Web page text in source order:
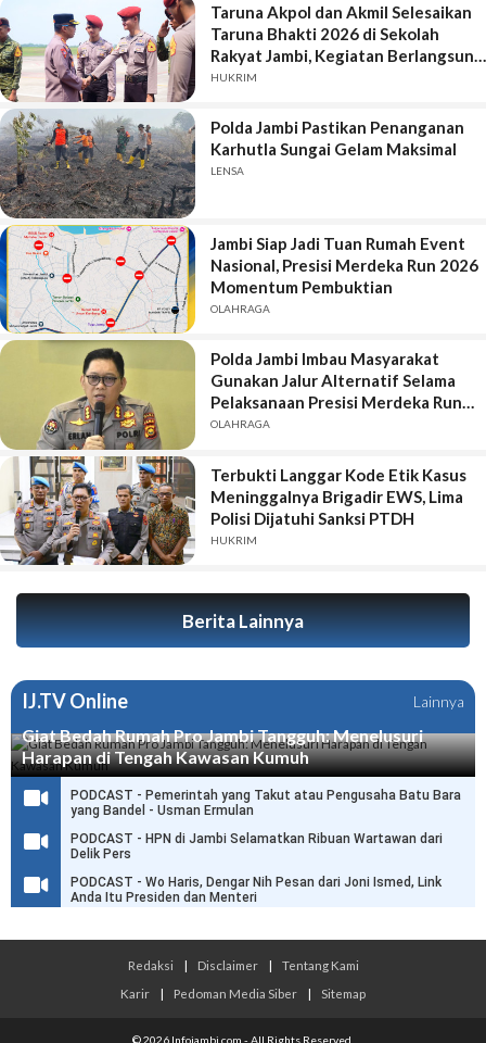
Taruna Akpol dan Akmil Selesaikan
Taruna Bhakti 2026 di Sekolah
Rakyat Jambi, Kegiatan Berlangsung
Aman dan Lancar
HUKRIM
Polda Jambi Pastikan Penanganan
Karhutla Sungai Gelam Maksimal
LENSA
Jambi Siap Jadi Tuan Rumah Event
Nasional, Presisi Merdeka Run 2026
Momentum Pembuktian
OLAHRAGA
Polda Jambi Imbau Masyarakat
Gunakan Jalur Alternatif Selama
Pelaksanaan Presisi Merdeka Run
2026
OLAHRAGA
Terbukti Langgar Kode Etik Kasus
Meninggalnya Brigadir EWS, Lima
Polisi Dijatuhi Sanksi PTDH
HUKRIM
Berita Lainnya
IJ.TV Online Lainnya
Giat Bedah Rumah Pro Jambi Tangguh: Menelusuri
Harapan di Tengah Kawasan Kumuh
PODCAST - Pemerintah yang Takut atau Pengusaha Batu Bara
yang Bandel - Usman Ermulan
PODCAST - HPN di Jambi Selamatkan Ribuan Wartawan dari
Delik Pers
PODCAST - Wo Haris, Dengar Nih Pesan dari Joni Ismed, Link
Anda Itu Presiden dan Menteri
Redaksi | Disclaimer |
Tentang Kami
Karir
| Pedoman Media Siber | Sitemap
© 2026 Infojambi.com - All Rights Reserved.